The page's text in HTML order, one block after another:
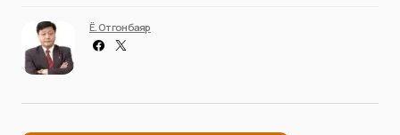
Ё. Отгонбаяр